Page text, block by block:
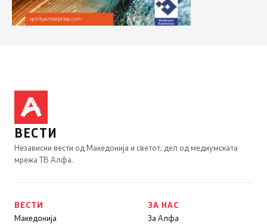
ВЕСТИ
Независни вести од Македонија и светот, дел од медиумската
мрежа ТВ Алфа.
ВЕСТИ
Македонија
ЗА НАС
За Алфа